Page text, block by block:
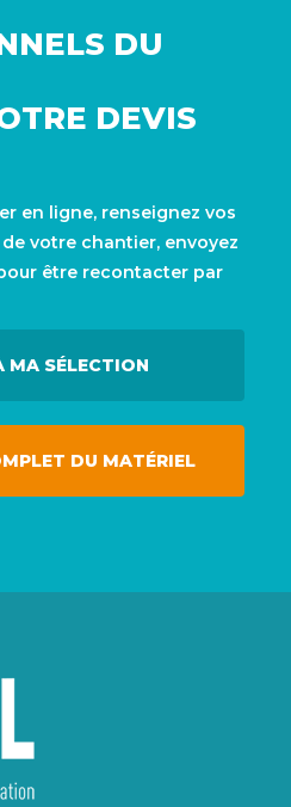
DU
DEVIS
en ligne, renseignez vos
votre chantier, envoyez
être recontacter par
MA SÉLECTION
DU MATÉRIEL